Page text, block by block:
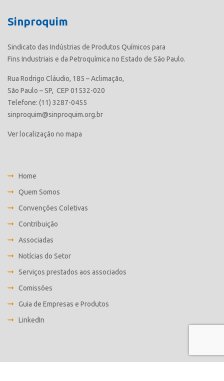
Sinproquim
Sindicato das Indústrias de Produtos Químicos para
Fins Industriais e da Petroquímica no Estado de São Paulo.
Rua Rodrigo Cláudio, 185 – Aclimação,
São Paulo – SP, CEP 01532-020
Telefone: (11) 3287-0455
sinproquim@sinproquim.org.br
Ver localização no mapa
Home
Quem Somos
Convenções Coletivas
Contribuição
Associadas
Notícias do Setor
Serviços prestados aos associados
Comissões
Guia de Empresas e Produtos
LinkedIn